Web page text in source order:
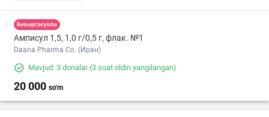
Retsept bo'yicha
Амписул 1,5, 1,0 г/0,5 г, флак. №1
Daana Pharma Co. (Иран)
Mavjud: 3 donalar(3 soat oldin yangilangan)
20 000 so'm